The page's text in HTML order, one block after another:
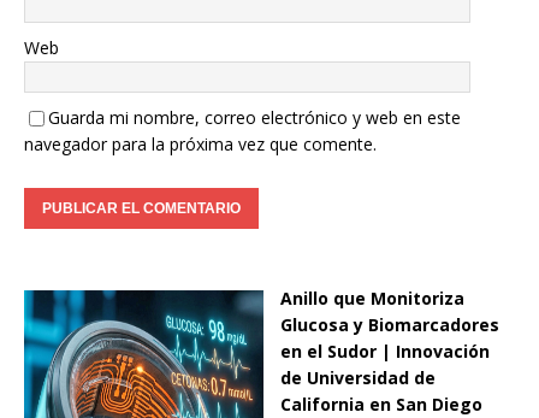
Web
Guarda mi nombre, correo electrónico y web en este
navegador para la próxima vez que comente.
Anillo que Monitoriza
Glucosa y Biomarcadores
en el Sudor | Innovación
de Universidad de
California en San Diego